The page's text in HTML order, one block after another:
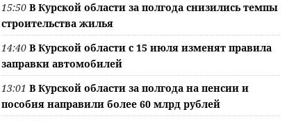
15:50 В Курской области за полгода снизились темпы
строительства жилья
14:40 В Курской области с 15 июля изменят правила
заправки автомобилей
13:01 В Курской области за полгода на пенсии и
пособия направили более 60 млрд рублей